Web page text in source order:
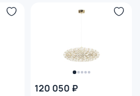
120 050 ₽